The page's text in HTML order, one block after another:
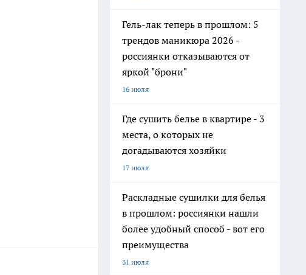
Гель-лак теперь в прошлом: 5
трендов маникюра 2026 -
россиянки отказываются от
яркой "брони"
16 июля
Где сушить белье в квартире - 3
места, о которых не
догадываются хозяйки
17 июля
Раскладные сушилки для белья
в прошлом: россиянки нашли
более удобный способ - вот его
преимущества
31 июля